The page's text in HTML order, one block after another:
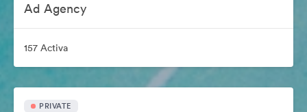
Ad Agency
157 Activa
PRIVATE